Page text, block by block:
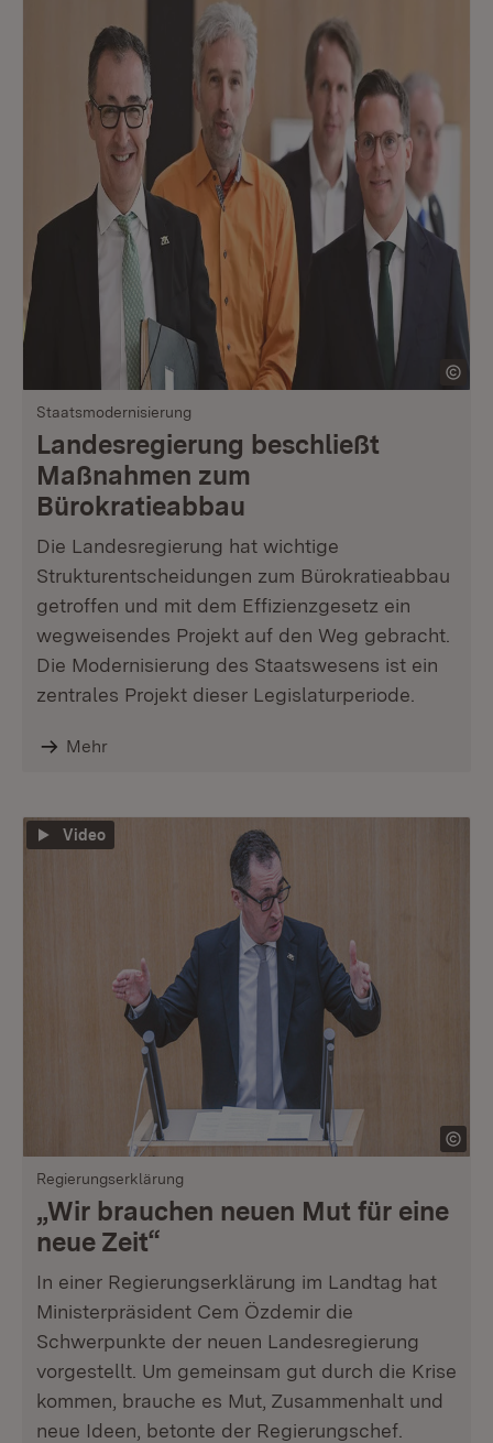
Staatsmodernisierung
Landesregierung beschließt
Maßnahmen zum
Bürokratieabbau
Die Landesregierung hat wichtige
Strukturentscheidungen zum Bürokratieabbau
getroffen und mit dem Effizienzgesetz ein
wegweisendes Projekt auf den Weg gebracht.
Die Modernisierung des Staatswesens ist ein
zentrales Projekt dieser Legislaturperiode.
Mehr
Video
Regierungserklärung
„Wir brauchen neuen Mut für eine
neue Zeit“
In einer Regierungserklärung im Landtag hat
Ministerpräsident Cem Özdemir die
Schwerpunkte der neuen Landesregierung
vorgestellt. Um gemeinsam gut durch die Krise
kommen, brauche es Mut, Zusammenhalt und
neue Ideen, betonte der Regierungschef.